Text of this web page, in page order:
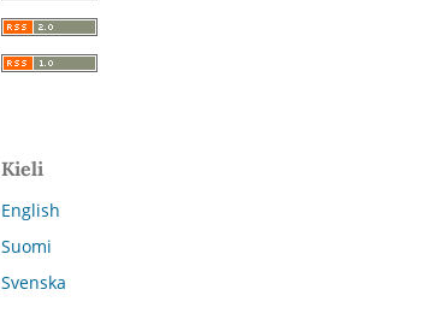
Kieli
English
Suomi
Svenska